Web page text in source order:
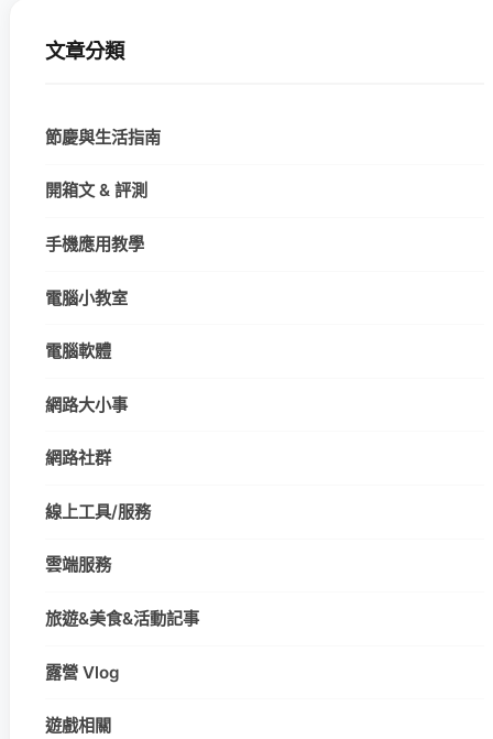
文章分類
節慶與生活指南
開箱文 & 評測
手機應用教學
電腦小教室
電腦軟體
網路大小事
網路社群
線上工具/服務
雲端服務
旅遊&美食&活動記事
露營 Vlog
遊戲相關